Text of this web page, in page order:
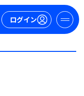
ログイン